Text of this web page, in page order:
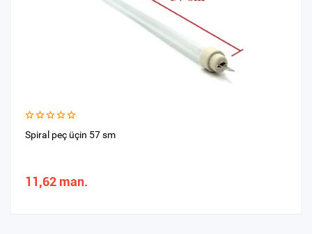
Spiral peç üçin 57 sm
11,62 man.